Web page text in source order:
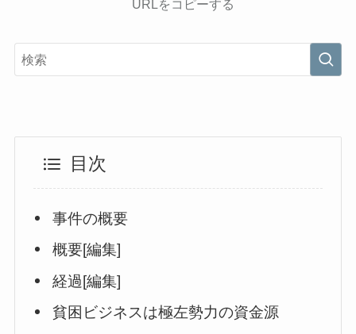
URLをコピーする
目次
事件の概要
概要[編集]
経過[編集]
貧困ビジネスは極左勢力の資金源